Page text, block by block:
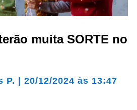
muita SORTE no
P. 20/12/2024 às 13:47